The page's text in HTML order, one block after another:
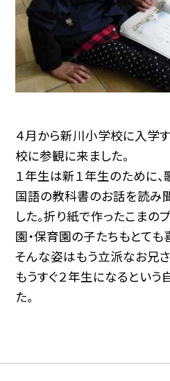
４月から新川小学校に入学
校に参観に来ました。
１年生は新１年生のために、
国語の教科書のお話を読み
した。折り紙で作ったこまの
園・保育園の子たちもとても
そんな姿はもう立派なお兄さ
もうすぐ２年生になるとい
た。